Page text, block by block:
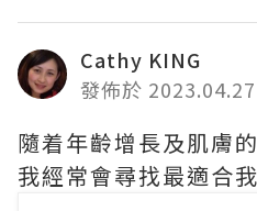
Cathy KING
發佈於 2023.04.27
隨着年齡增長及肌膚
我經常會尋找最適合